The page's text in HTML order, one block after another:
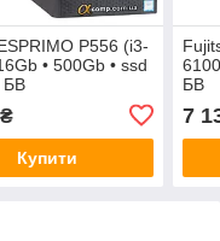
P556 (i3-
• 500Gb • ssd
БВ
Купити
БВ
7